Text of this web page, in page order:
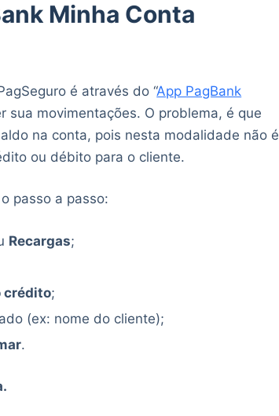
Minha Conta
é através do “App PagBank
sua movimentações. O problema, é que
na conta, pois nesta modalidade não é
ou débito para o cliente.
passo a passo:
Recargas;
crédito;
(ex: nome do cliente);
.